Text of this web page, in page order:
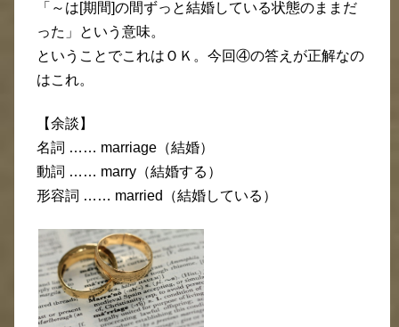
「～は[期間]の間ずっと結婚している状態のままだ
った」という意味。
ということでこれはＯＫ。今回④の答えが正解なの
はこれ。
【余談】
名詞 …… marriage（結婚）
動詞 …… marry（結婚する）
形容詞 …… married（結婚している）